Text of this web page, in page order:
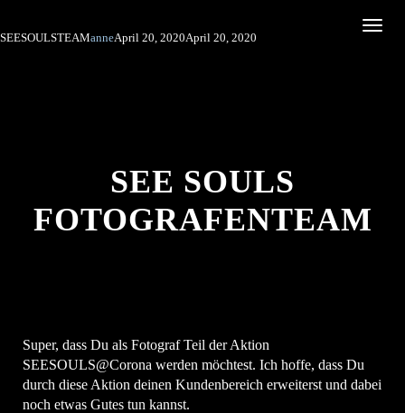
SEESOULSTEAManneApril 20, 2020April 20, 2020
SEE SOULS
FOTOGRAFENTEAM
Super, dass Du als Fotograf Teil der Aktion
SEESOULS@Corona werden möchtest. Ich hoffe, dass Du
durch diese Aktion deinen Kundenbereich erweiterst und dabei
noch etwas Gutes tun kannst.